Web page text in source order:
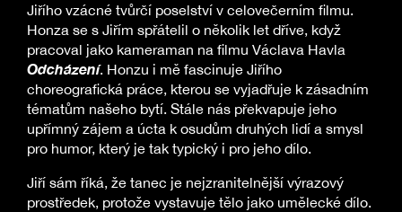
Jiřího vzácné tvůrčí poselství v celovečerním filmu.
Honza se s Jiřím spřátelil o několik let dříve, když
pracoval jako kameraman na filmu Václava Havla
Odcházení. Honzu i mě fascinuje Jiřího
choreografická práce, kterou se vyjadřuje k zásadním
tématům našeho bytí. Stále nás překvapuje jeho
upřímný zájem a úcta k osudům druhých lidí a smysl
pro humor, který je tak typický i pro jeho dílo.
Jiří sám říká, že tanec je nejzranitelnější výrazový
prostředek, protože vystavuje tělo jako umělecké dílo.